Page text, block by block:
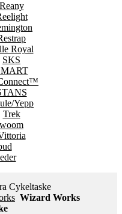
Reany
Royal
SKS
Yepp
Trek
woom
Cykeltaske
Wizard Works